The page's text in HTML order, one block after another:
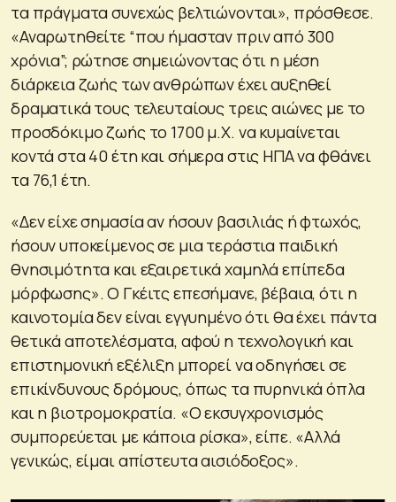
τα πράγματα συνεχώς βελτιώνονται», πρόσθεσε.
«Αναρωτηθείτε “που ήμασταν πριν από 300
χρόνια”; ρώτησε σημειώνοντας ότι η μέση
διάρκεια ζωής των ανθρώπων έχει αυξηθεί
δραματικά τους τελευταίους τρεις αιώνες με το
προσδόκιμο ζωής το 1700 μ.Χ. να κυμαίνεται
κοντά στα 40 έτη και σήμερα στις ΗΠΑ να φθάνει
τα 76,1 έτη.
«Δεν είχε σημασία αν ήσουν βασιλιάς ή φτωχός,
ήσουν υποκείμενος σε μια τεράστια παιδική
θνησιμότητα και εξαιρετικά χαμηλά επίπεδα
μόρφωσης». Ο Γκέιτς επεσήμανε, βέβαια, ότι η
καινοτομία δεν είναι εγγυημένο ότι θα έχει πάντα
θετικά αποτελέσματα, αφού η τεχνολογική και
επιστημονική εξέλιξη μπορεί να οδηγήσει σε
επικίνδυνους δρόμους, όπως τα πυρηνικά όπλα
και η βιοτρομοκρατία. «Ο εκσυγχρονισμός
συμπορεύεται με κάποια ρίσκα», είπε. «Αλλά
γενικώς, είμαι απίστευτα αισιόδοξος».